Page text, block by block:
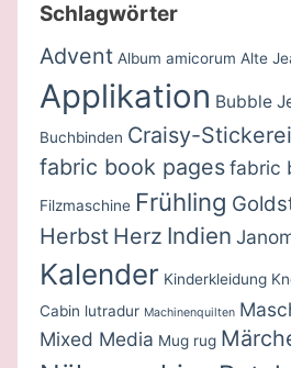
Schlagwörter
Advent Album amicorum Alte
Applikation Bubble
Buchbinden Craisy-Stickerei
fabric book pages fabric
Filzmaschine Frühling
Herbst Herz Indien
Kalender Kinderkleidung
Cabin lutradur Machinenquilten
Mixed Media Mug rug